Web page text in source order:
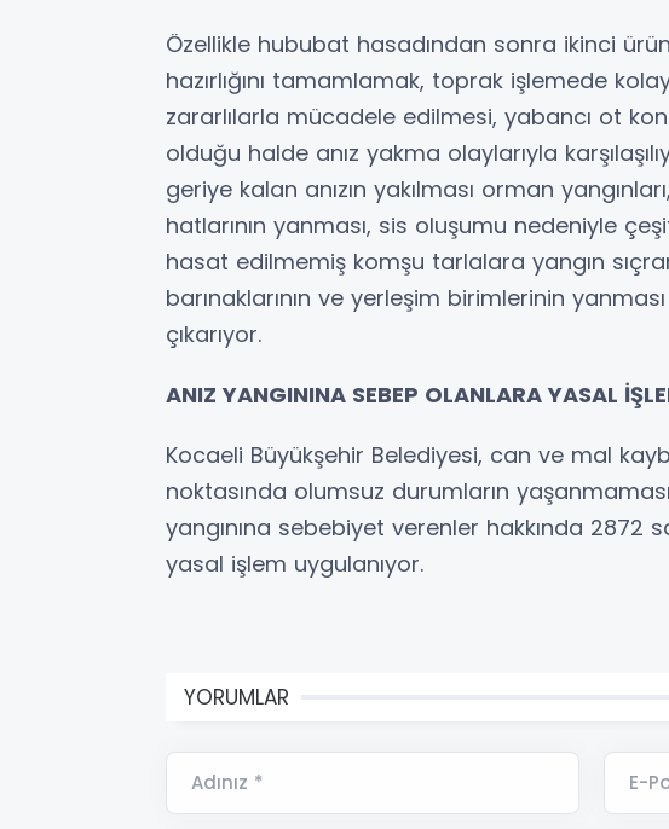
Özellikle hububat hasadından sonra ikinci
hazırlığını tamamlamak, toprak işlemede
zararlılarla mücadele edilmesi, yabancı ot
olduğu halde anız yakma olaylarıyla
geriye kalan anızın yakılması orman
hatlarının yanması, sis oluşumu nedeniyle
hasat edilmemiş komşu tarlalara yangın
barınaklarının ve yerleşim birimlerinin
çıkarıyor.
ANIZ YANGININA SEBEP OLANLARA YASAL
Kocaeli Büyükşehir Belediyesi, can ve mal
noktasında olumsuz durumların
yangınına sebebiyet verenler hakkında 2872
yasal işlem uygulanıyor.
YORUMLAR
Adınız * E-